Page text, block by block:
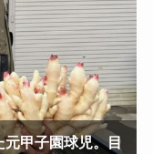
甲子園球児。目